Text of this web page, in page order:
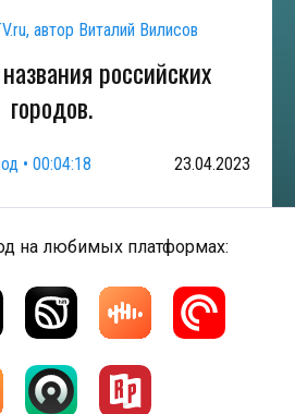
автор Виталий Вилисов
российских
городов.
• 00:04:18 23.04.2023
на любимых платформах: